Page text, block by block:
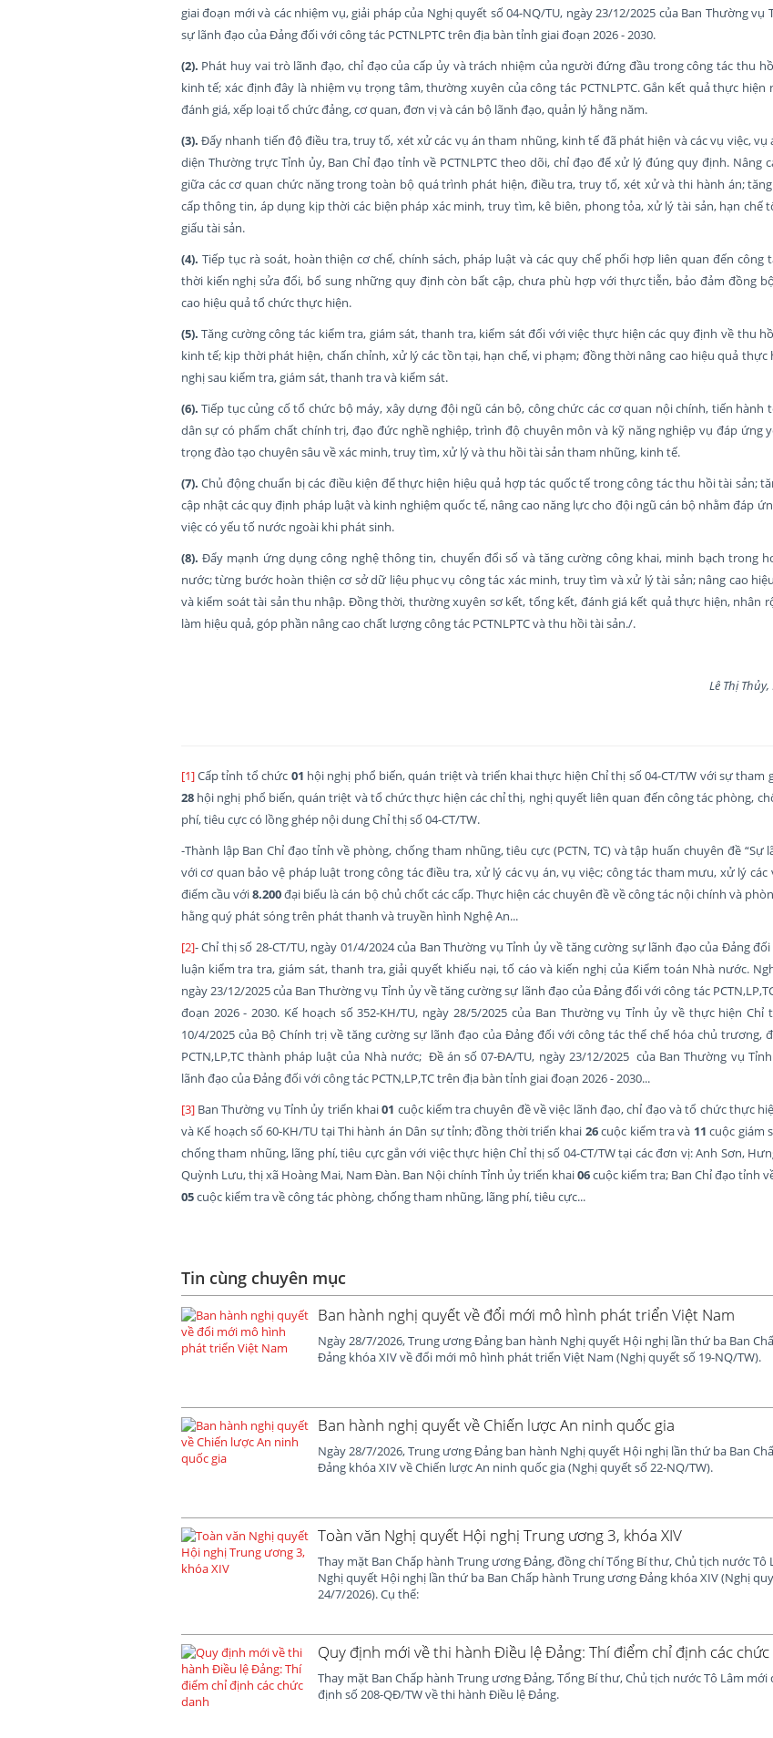
giai đoạn mới và các nhiệm vụ, giải pháp của Nghị quyết số 04-NQ/TU, ngày 23/12/2025 của Ban Thường vụ
sự lãnh đạo của Đảng đối với công tác PCTNLPTC trên địa bàn tỉnh giai đoạn 2026 - 2030.
(2). Phát huy vai trò lãnh đạo, chỉ đạo của cấp ủy và trách nhiệm của người đứng đầu trong công tác thu
kinh tế; xác định đây là nhiệm vụ trọng tâm, thường xuyên của công tác PCTNLPTC. Gắn kết quả thực hiện
đánh giá, xếp loại tổ chức đảng, cơ quan, đơn vị và cán bộ lãnh đạo, quản lý hằng năm.
(3).Đẩy nhanh tiến độ điều tra, truy tố, xét xử các vụ án tham nhũng, kinh tế đã phát hiện và các vụ việc,
diện Thường trực Tỉnh ủy, Ban Chỉ đạo tỉnh về PCTNLPTC theo dõi, chỉ đạo để xử lý đúng quy định. Nâng
giữa các cơ quan chức năng trong toàn bộ quá trình phát hiện, điều tra, truy tố, xét xử và thi hành án;
cấp thông tin, áp dụng kịp thời các biện pháp xác minh, truy tìm, kê biên, phong tỏa, xử lý tài sản, hạn chế
giấu tài sản.
(4). Tiếp tục rà soát, hoàn thiện cơ chế, chính sách, pháp luật và các quy chế phối hợp liên quan đến công
thời kiến nghị sửa đổi, bổ sung những quy định còn bất cập, chưa phù hợp với thực tiễn, bảo đảm đồng
cao hiệu quả tổ chức thực hiện.
(5). Tăng cường công tác kiểm tra, giám sát, thanh tra, kiểm sát đối với việc thực hiện các quy định về thu
kinh tế; kịp thời phát hiện, chấn chỉnh, xử lý các tồn tại, hạn chế, vi phạm; đồng thời nâng cao hiệu quả thực
nghị sau kiểm tra, giám sát, thanh tra và kiểm sát.
(6). Tiếp tục củng cố tổ chức bộ máy, xây dựng đội ngũ cán bộ, công chức các cơ quan nội chính, tiến hành
dân sự có phẩm chất chính trị, đạo đức nghề nghiệp, trình độ chuyên môn và kỹ năng nghiệp vụ đáp ứng
trọng đào tạo chuyên sâu về xác minh, truy tìm, xử lý và thu hồi tài sản tham nhũng, kinh tế.
(7). Chủ động chuẩn bị các điều kiện để thực hiện hiệu quả hợp tác quốc tế trong công tác thu hồi tài sản;
cập nhật các quy định pháp luật và kinh nghiệm quốc tế, nâng cao năng lực cho đội ngũ cán bộ nhằm đáp
việc có yếu tố nước ngoài khi phát sinh.
(8). Đẩy mạnh ứng dụng công nghệ thông tin, chuyển đổi số và tăng cường công khai, minh bạch trong
nước; từng bước hoàn thiện cơ sở dữ liệu phục vụ công tác xác minh, truy tìm và xử lý tài sản; nâng cao
và kiểm soát tài sản thu nhập. Đồng thời, thường xuyên sơ kết, tổng kết, đánh giá kết quả thực hiện, nhân
làm hiệu quả, góp phần nâng cao chất lượng công tác PCTNLPTC và thu hồi tài sản./.
Lê Thị Thủy, Ban
[1]Cấp tỉnh tổ chức 01 hội nghị phổ biến, quán triệt và triển khai thực hiện Chỉ thị số 04-CT/TW với sự tham
28hội nghị phổ biến, quán triệt và tổ chức thực hiện các chỉ thị, nghị quyết liên quan đến công tác phòng,
phí, tiêu cực có lồng ghép nội dung Chỉ thị số 04-CT/TW.
-Thành lập Ban Chỉ đạo tỉnh về phòng, chống tham nhũng, tiêu cực (PCTN, TC) và tập huấn chuyên đề “Sự
với cơ quan bảo vệ pháp luật trong công tác điều tra, xử lý các vụ án, vụ việc; công tác tham mưu, xử lý
điểm cầu với8.200đại biểu là cán bộ chủ chốt các cấp. Thực hiện các chuyên đề về công tác nội chính và
hằng quý phát sóng trên phát thanh và truyền hình Nghệ An...
[2]- Chỉ thị số 28-CT/TU, ngày 01/4/2024 của Ban Thường vụ Tỉnh ủy về tăng cường sự lãnh đạo của Đảng
luận kiểm tra tra, giám sát, thanh tra, giải quyết khiếu nại, tố cáo và kiến nghị của Kiểm toán Nhà nước.
ngày 23/12/2025 của Ban Thường vụ Tỉnh ủy về tăng cường sự lãnh đạo của Đảng đối với công tác
đoạn 2026 - 2030. Kế hoạch số 352-KH/TU, ngày 28/5/2025 của Ban Thường vụ Tỉnh ủy về thực hiện Chỉ
10/4/2025 của Bộ Chính trị về tăng cường sự lãnh đạo của Đảng đối với công tác thể chế hóa chủ trương,
PCTN,LP,TC thành pháp luật của Nhà nước; Đề án số 07-ĐA/TU, ngày 23/12/2025 của Ban Thường vụ
lãnh đạo của Đảng đối với công tác PCTN,LP,TC trên địa bàn tỉnh giai đoạn 2026 - 2030...
[3]Ban Thường vụ Tỉnh ủy triển khai01 cuộc kiểm tra chuyên đề về việc lãnh đạo, chỉ đạo và tổ chức thực
và Kế hoạch số 60-KH/TU tại Thi hành án Dân sự tỉnh; đồng thời triển khai 26cuộc kiểm tra và 11 cuộc giám
chống tham nhũng, lãng phí, tiêu cực gắn với việc thực hiện Chỉ thị số 04-CT/TW tại các đơn vị: Anh Sơn,
Quỳnh Lưu, thị xã Hoàng Mai, Nam Đàn. Ban Nội chính Tỉnh ủy triển khai06cuộc kiểm tra; Ban Chỉ đạo tỉnh
05cuộc kiểm tra về công tác phòng, chống tham nhũng, lãng phí, tiêu cực...
Tin cùng chuyên mục
Ban hành nghị quyết về đổi mới mô hình phát triển Việt Nam
Ngày 28/7/2026, Trung ương Đảng ban hành Nghị quyết Hội nghị lần thứ ba Ban
Đảng khóa XIV về đổi mới mô hình phát triển Việt Nam (Nghị quyết số 19-NQ/TW).
Ban hành nghị quyết về Chiến lược An ninh quốc gia
Ngày 28/7/2026, Trung ương Đảng ban hành Nghị quyết Hội nghị lần thứ ba Ban
Đảng khóa XIV về Chiến lược An ninh quốc gia (Nghị quyết số 22-NQ/TW).
Toàn văn Nghị quyết Hội nghị Trung ương 3, khóa XIV
Thay mặt Ban Chấp hành Trung ương Đảng, đồng chí Tổng Bí thư, Chủ tịch nước Tô
Nghị quyết Hội nghị lần thứ ba Ban Chấp hành Trung ương Đảng khóa XIV (Nghị
24/7/2026). Cụ thể:
Quy định mới về thi hành Điều lệ Đảng: Thí điểm chỉ định các
Thay mặt Ban Chấp hành Trung ương Đảng, Tổng Bí thư, Chủ tịch nước Tô Lâm
định số 208-QĐ/TW về thi hành Điều lệ Đảng.